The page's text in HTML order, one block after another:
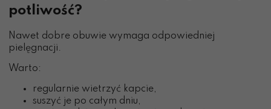
potliwość?
Nawet dobre obuwie wymaga odpowiedniej
pielęgnacji.
Warto:
regularnie wietrzyć kapcie,
suszyć je po całym dniu,